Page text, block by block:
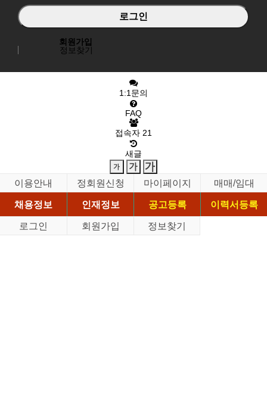
회원가입
정보찾기
1:1문의
FAQ
접속자 21
새글
이용안내 정회원신청 마이페이지
매매/임대
채용정보
인재정보 공고등록
이력서등록
로그인
회원가입 정보찾기